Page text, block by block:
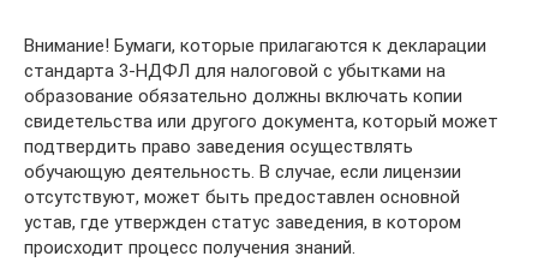
Внимание! Бумаги, которые прилагаются к декларации
стандарта 3-НДФЛ для налоговой с убытками на
образование обязательно должны включать копии
свидетельства или другого документа, который может
подтвердить право заведения осуществлять
обучающую деятельность. В случае, если лицензии
отсутствуют, может быть предоставлен основной
устав, где утвержден статус заведения, в котором
происходит процесс получения знаний.